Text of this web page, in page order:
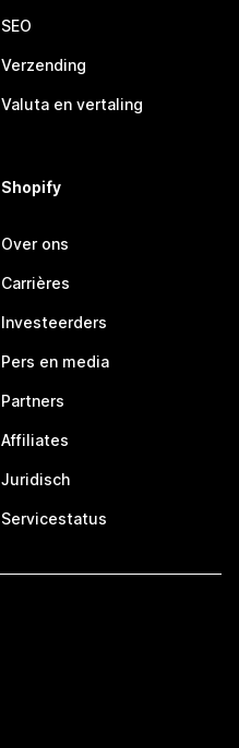
SEO
Verzending
Valuta en vertaling
Shopify
Over ons
Carrières
Investeerders
Pers en media
Partners
Affiliates
Juridisch
Servicestatus